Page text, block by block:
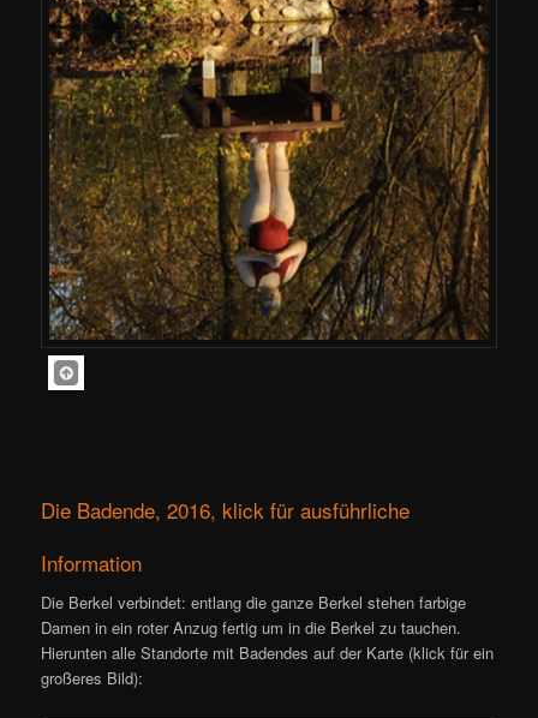
Die Badende, 2016, klick für ausführliche
Information
Die Berkel verbindet: entlang die ganze Berkel stehen farbige
Damen in ein roter Anzug fertig um in die Berkel zu tauchen.
Hierunten alle Standorte mit Badendes auf der Karte (klick für ein
großeres Bild):